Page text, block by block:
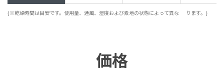
{※乾燥時間は目安です。使用量、通風、湿度および素地の状態によって異な ります。}
価格